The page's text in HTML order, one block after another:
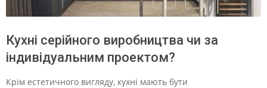
Кухні серійного виробництва чи за
індивідуальним проектом?
Крім естетичного вигляду, кухні мають бути